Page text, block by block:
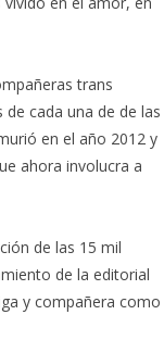
trans
cada una de de las
en el año 2012 y
ahora involucra a
de las 15 mil
de la editorial
y compañera como